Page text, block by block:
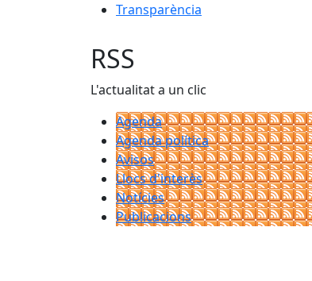
Transparència
RSS
L'actualitat a un clic
Agenda
Agenda política
Avisos
Llocs d'interès
Notícies
Publicacions